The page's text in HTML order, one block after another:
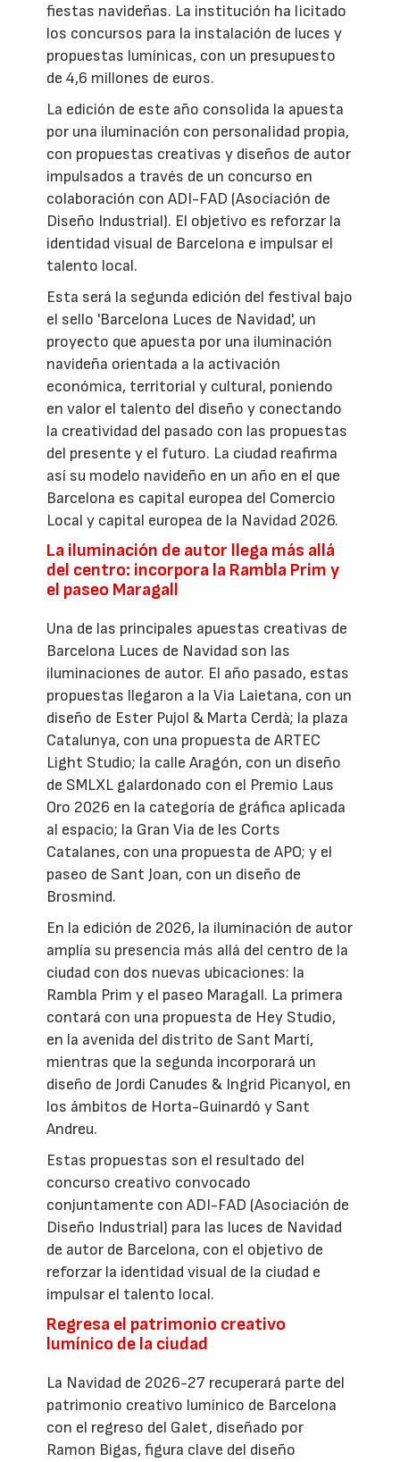
fiestas navideñas. La institución ha licitado
los concursos para la instalación de luces y
propuestas lumínicas, con un presupuesto
de 4,6 millones de euros.
La edición de este año consolida la apuesta
por una iluminación con personalidad propia,
con propuestas creativas y diseños de autor
impulsados a través de un concurso en
colaboración con ADI-FAD (Asociación de
Diseño Industrial). El objetivo es reforzar la
identidad visual de Barcelona e impulsar el
talento local.
Esta será la segunda edición del festival bajo
el sello 'Barcelona Luces de Navidad', un
proyecto que apuesta por una iluminación
navideña orientada a la activación
económica, territorial y cultural, poniendo
en valor el talento del diseño y conectando
la creatividad del pasado con las propuestas
del presente y el futuro. La ciudad reafirma
así su modelo navideño en un año en el que
Barcelona es capital europea del Comercio
Local y capital europea de la Navidad 2026.
La iluminación de autor llega más allá
del centro: incorpora la Rambla Prim y
el paseo Maragall
Una de las principales apuestas creativas de
Barcelona Luces de Navidad son las
iluminaciones de autor. El año pasado, estas
propuestas llegaron a la Via Laietana, con un
diseño de Ester Pujol & Marta Cerdà; la plaza
Catalunya, con una propuesta de ARTEC
Light Studio; la calle Aragón, con un diseño
de SMLXL galardonado con el Premio Laus
Oro 2026 en la categoría de gráfica aplicada
al espacio; la Gran Via de les Corts
Catalanes, con una propuesta de APO; y el
paseo de Sant Joan, con un diseño de
Brosmind.
En la edición de 2026, la iluminación de autor
amplía su presencia más allá del centro de la
ciudad con dos nuevas ubicaciones: la
Rambla Prim y el paseo Maragall. La primera
contará con una propuesta de Hey Studio,
en la avenida del distrito de Sant Martí,
mientras que la segunda incorporará un
diseño de Jordi Canudes & Ingrid Picanyol, en
los ámbitos de Horta-Guinardó y Sant
Andreu.
Estas propuestas son el resultado del
concurso creativo convocado
conjuntamente con ADI-FAD (Asociación de
Diseño Industrial) para las luces de Navidad
de autor de Barcelona, con el objetivo de
reforzar la identidad visual de la ciudad e
impulsar el talento local.
Regresa el patrimonio creativo
lumínico de la ciudad
La Navidad de 2026-27 recuperará parte del
patrimonio creativo lumínico de Barcelona
con el regreso del Galet, diseñado por
Ramon Bigas, figura clave del diseño